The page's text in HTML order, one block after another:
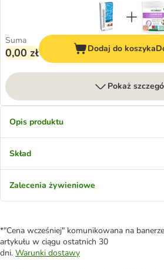
Suma
0,00 zł Dodaj do koszyka
Pokaż
Opis produktu
Skład
Zalecenia żywieniowe
*"Cena wcześniej" komunikowana na
artykułu w ciągu ostatnich 30
dni. Warunki dostawy